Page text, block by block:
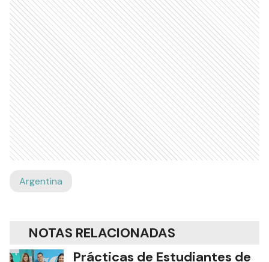
Argentina
NOTAS RELACIONADAS
Prácticas de Estudiantes de